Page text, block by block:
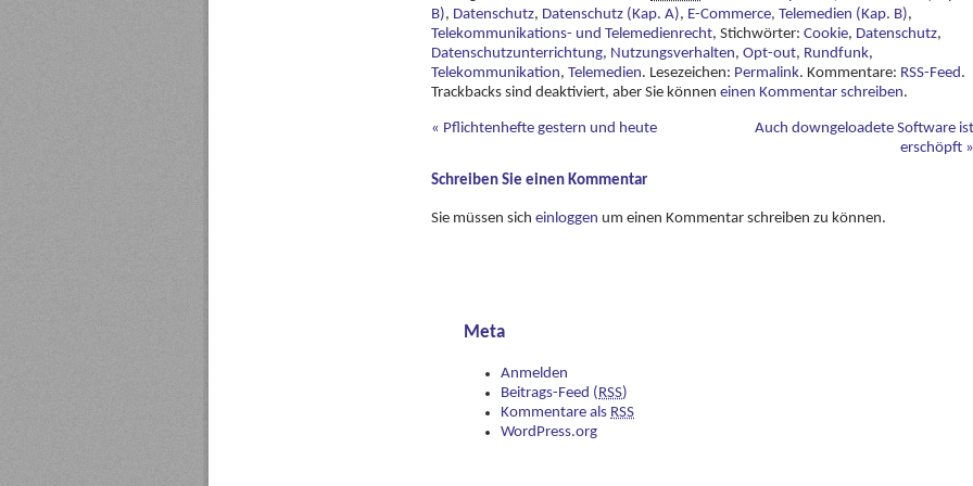
B), Datenschutz, Datenschutz (Kap. A), E-Commerce, Telemedien (Kap. B),
Telekommunikations- und Telemedienrecht, Stichwörter: Cookie, Datenschutz,
Datenschutzunterrichtung, Nutzungsverhalten, Opt-out, Rundfunk,
Telekommunikation, Telemedien. Lesezeichen: Permalink. Kommentare: RSS-Feed.
Trackbacks sind deaktiviert, aber Sie können einen Kommentar schreiben.
« Pflichtenhefte gestern und heute
Auch downgeloadete Software ist
erschöpft »
Schreiben Sie einen Kommentar
Sie müssen sich einloggen um einen Kommentar schreiben zu können.
Meta
Anmelden
Beitrags-Feed (RSS)
Kommentare als RSS
WordPress.org